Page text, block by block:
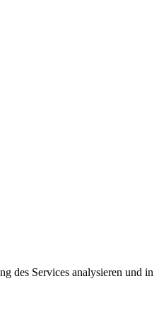
des Services analysieren und in